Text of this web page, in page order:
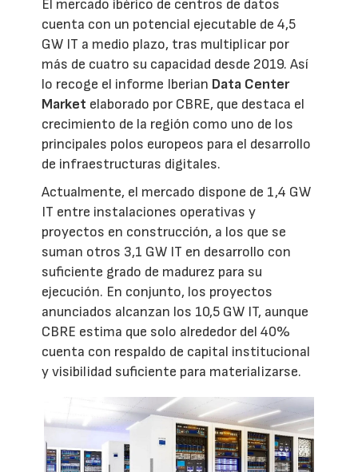
El mercado ibérico de centros de datos
cuenta con un potencial ejecutable de 4,5
GW IT a medio plazo, tras multiplicar por
más de cuatro su capacidad desde 2019. Así
lo recoge el informe Iberian Data Center
Market elaborado por CBRE, que destaca el
crecimiento de la región como uno de los
principales polos europeos para el desarrollo
de infraestructuras digitales.
Actualmente, el mercado dispone de 1,4 GW
IT entre instalaciones operativas y
proyectos en construcción, a los que se
suman otros 3,1 GW IT en desarrollo con
suficiente grado de madurez para su
ejecución. En conjunto, los proyectos
anunciados alcanzan los 10,5 GW IT, aunque
CBRE estima que solo alrededor del 40%
cuenta con respaldo de capital institucional
y visibilidad suficiente para materializarse.